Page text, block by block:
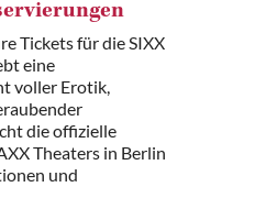
Tickets für die SIXX
eine
voller Erotik,
die offizielle
Theaters in Berlin
und